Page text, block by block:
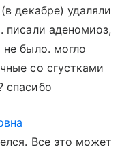
декабре) удаляли
писали аденомиоз,
было. могло
со сгустками
спасибо
Все это может